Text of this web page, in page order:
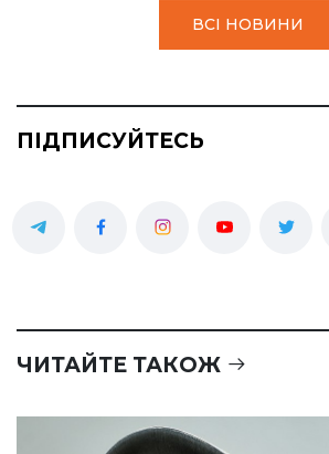
ВСІ НОВИНИ
ПІДПИСУЙТЕСЬ
ЧИТАЙТЕ ТАКОЖ